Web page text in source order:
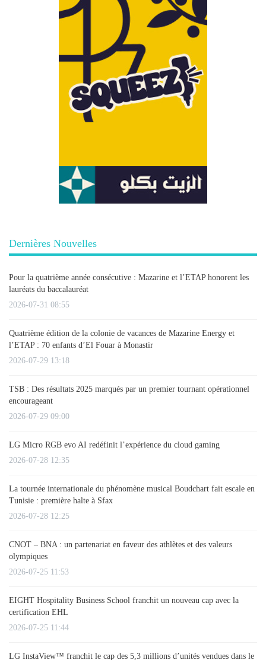
Dernières Nouvelles
Pour la quatrième année consécutive : Mazarine et l’ETAP honorent les
lauréats du baccalauréat
2026-07-31 08:55
Quatrième édition de la colonie de vacances de Mazarine Energy et
l’ETAP : 70 enfants d’El Fouar à Monastir
2026-07-29 13:18
TSB : Des résultats 2025 marqués par un premier tournant opérationnel
encourageant
2026-07-29 09:00
LG Micro RGB evo AI redéfinit l’expérience du cloud gaming
2026-07-28 12:35
La tournée internationale du phénomène musical Boudchart fait escale en
Tunisie : première halte à Sfax
2026-07-28 12:25
CNOT – BNA : un partenariat en faveur des athlètes et des valeurs
olympiques
2026-07-25 11:53
EIGHT Hospitality Business School franchit un nouveau cap avec la
certification EHL
2026-07-25 11:44
LG InstaView™ franchit le cap des 5,3 millions d’unités vendues dans le